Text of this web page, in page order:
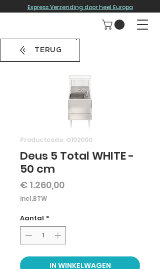
Express Verzending door heel Europa
Productcode: O102000
Deus 5 Total WHITE -
50 cm
€ 1.260,00Prijs
incl.BTW
Aantal *
IN WINKELWAGEN
TERUG